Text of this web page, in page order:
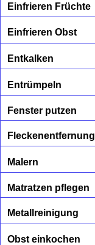
Einfrieren Früchte
Einfrieren Obst
Entkalken
Entrümpeln
Fenster putzen
Fleckenentfernung
Malern
Matratzen pflegen
Metallreinigung
Obst einkochen